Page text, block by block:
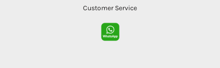
Customer Service